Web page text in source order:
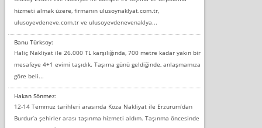
hizmeti almak üzere, firmanın ulusoynaklyat.com.tr,
ulusoyevdeneve.com.tr ve ulusoyevdenevenaklya...
Banu Türksoy:
Haliç Nakliyat ile 26.000 TL karşılığında, 700 metre kadar yakın bir
mesafeye 4+1 evimi taşıdık. Taşıma günü geldiğinde, anlaşmamıza
göre beli...
Hakan Sönmez:
12-14 Temmuz tarihleri arasında Koza Nakliyat ile Erzurum’dan
Burdur’a şehirler arası taşınma hizmeti aldım. Taşınma öncesinde